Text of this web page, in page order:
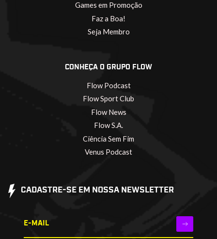
Games em Promoção
Faz a Boa!
Seja Membro
CONHEÇA O GRUPO FLOW
Flow Podcast
Flow Sport Club
Flow News
Flow S.A.
Ciência Sem Fim
Venus Podcast
CADASTRE-SE EM NOSSA NEWSLETTER
E-MAIL